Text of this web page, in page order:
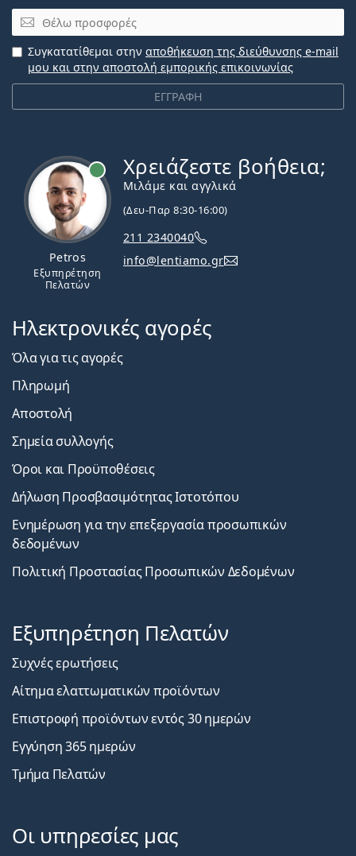
Email
ΕΓΓΡΑΦΗ
Συγκατατίθεμαι στην αποθήκευση της διεύθυνσης e-mail
μου και στην αποστολή εμπορικής επικοινωνίας
Petros
Εξυπηρέτηση
Πελατών
Χρειάζεστε βοήθεια;
Μιλάμε και αγγλικά
(Δευ-Παρ 8:30-16:00)
211 2340040
info@lentiamo.gr
Ηλεκτρονικές αγορές
Όλα για τις αγορές
Πληρωμή
Αποστολή
Σημεία συλλογής
Όροι και Προϋποθέσεις
Δήλωση Προσβασιμότητας Ιστοτόπου
Ενημέρωση για την επεξεργασία προσωπικών
δεδομένων
Πολιτική Προστασίας Προσωπικών Δεδομένων
Εξυπηρέτηση Πελατών
Συχνές ερωτήσεις
Αίτημα ελαττωματικών προϊόντων
Επιστροφή προϊόντων εντός 30 ημερών
Εγγύηση 365 ημερών
Τμήμα Πελατών
Οι υπηρεσίες μας